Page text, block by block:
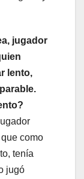
jugador
lento,
como
tenía
jugó